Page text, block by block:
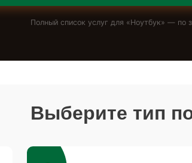
Полный список услуг для «Ноутбук» — по
Выберите тип